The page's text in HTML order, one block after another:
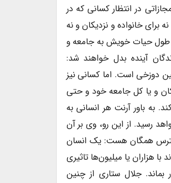
در انتظار کسانی که در
خانواده و نزدیکان و نه
طول حیات خویش به جامعه و
آینده بدل خواهند شد:
دوزخی است. اما کسانی نیز
و یا کل جامعه خود و حتی
به باور آرنت هر انسانی به
رسید. از این رو، وی بر آن
دسترس همگان هست: یک انسان
هزاران یا میلیون‌ها تاثیری
بماند. جلال ستاری از چنین